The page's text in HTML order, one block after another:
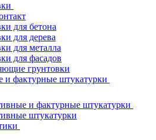
для бетона
для дерева
для металла
для фасадов
грунтовки
и фактурные штукатурки
и фактурные штукатурки
штукатурки